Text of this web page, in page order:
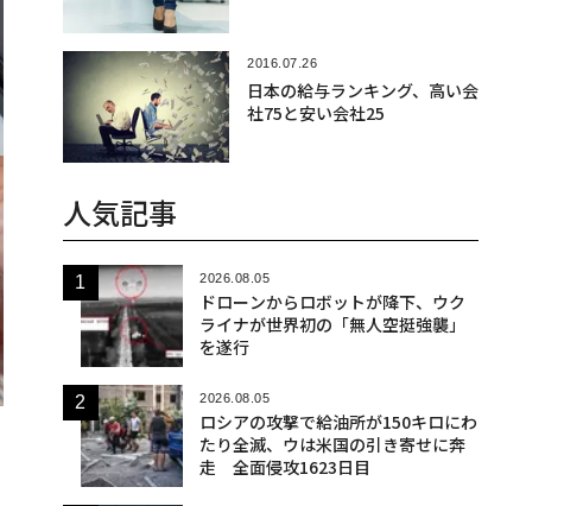
2016.07.26
日本の給与ランキング、高い会
社75と安い会社25
人気記事
2026.08.05
ドローンからロボットが降下、ウク
ライナが世界初の「無人空挺強襲」
を遂行
2026.08.05
ロシアの攻撃で給油所が150キロにわ
たり全滅、ウは米国の引き寄せに奔
走 全面侵攻1623日目